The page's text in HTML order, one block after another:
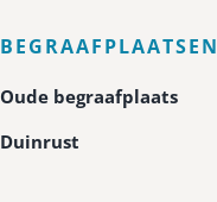
BEGRAAFPLAATSEN
Oude begraafplaats
Duinrust